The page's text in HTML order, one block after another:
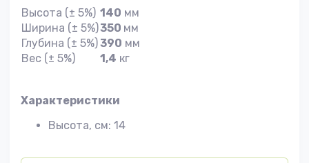
Высота (± 5%) 140 мм
Ширина (± 5%)350 мм
Глубина (± 5%)390 мм
Вес (± 5%)
1,4 кг
Характеристики
Высота, см: 14